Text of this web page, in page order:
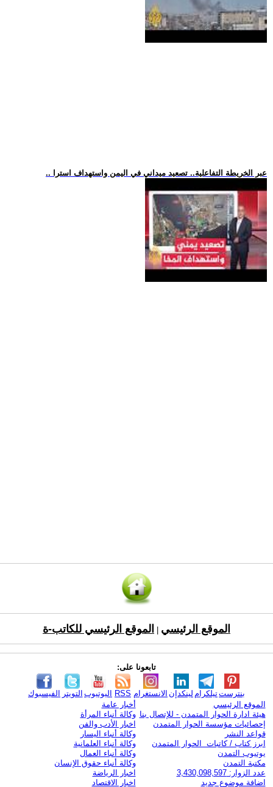
.. عبر الخريطة التفاعلية.. تصعيد ميداني في اليمن واستهداف استرا
الموقع الرئيسي الموقع الرئيسي للكاتب-ة
تابعونا على:
الفيسبوك التويتر اليوتيوب RSS الانستغرام لينكدإن تيلكرامبنترست
الموقع الرئيسي
هيئة ادارة الحوار المتمدن - للإتصال بنا
إحصائيات مؤسسة الحوار المتمدن
قواعد النشر
ابرز كتاب / كاتبات الحوار المتمدن
يوتيوب التمدن
مكتبة التمدن
عدد الزوار: 3,430,098,597
اضافة موضوع جديد
أخبار عامة
وكالة أنباء المرأة
اخبار الأدب والفن
وكالة أنباء اليسار
وكالة أنباء العلمانية
وكالة أنباء العمال
وكالة أنباء حقوق الإنسان
اخبار الرياضة
اخبار الاقتصاد